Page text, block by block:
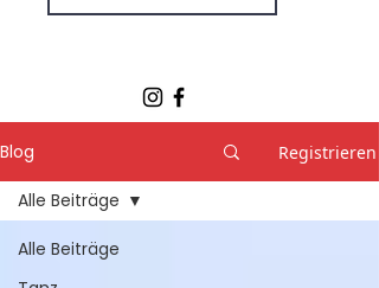
Blog Registrieren
Alle Beiträge
Alle Beiträge